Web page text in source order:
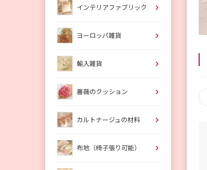
インテリアファブリック
ヨーロッパ雑貨
輸入雑貨
薔薇のクッション
カルトナージュの材料
布地（椅子張り可能）